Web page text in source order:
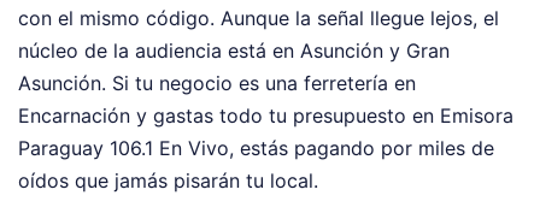
con el mismo código. Aunque la señal llegue lejos, el
núcleo de la audiencia está en Asunción y Gran
Asunción. Si tu negocio es una ferretería en
Encarnación y gastas todo tu presupuesto en Emisora
Paraguay 106.1 En Vivo, estás pagando por miles de
oídos que jamás pisarán tu local.